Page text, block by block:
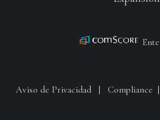
Aviso de Privacidad| Compliance